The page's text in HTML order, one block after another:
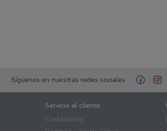
Síguenos en nuestras redes sociales
Servicio al cliente
Contáctenos